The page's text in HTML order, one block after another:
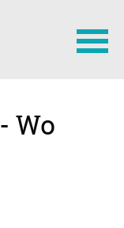
Wo